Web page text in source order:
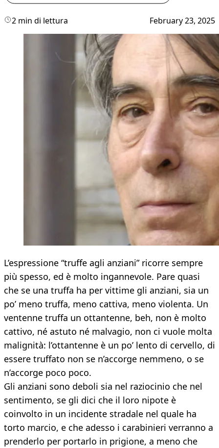
2 min di lettura February 23, 2025
L’espressione “truffe agli anziani” ricorre sempre
più spesso, ed è molto ingannevole. Pare quasi
che se una truffa ha per vittime gli anziani, sia un
po’ meno truffa, meno cattiva, meno violenta. Un
ventenne truffa un ottantenne, beh, non è molto
cattivo, né astuto né malvagio, non ci vuole molta
malignità: l’ottantenne è un po’ lento di cervello, di
essere truffato non se n’accorge nemmeno, o se
n’accorge poco poco.
Gli anziani sono deboli sia nel raziocinio che nel
sentimento, se gli dici che il loro nipote è
coinvolto in un incidente stradale nel quale ha
torto marcio, e che adesso i carabinieri verranno a
prenderlo per portarlo in prigione, a meno che